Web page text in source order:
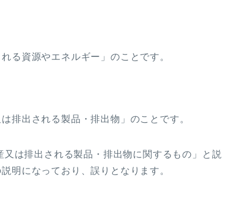
る資源やエネルギー」のことです。
排出される製品・排出物」のことです。
は排出される製品・排出物に関するもの」と説
明になっており、誤りとなります。